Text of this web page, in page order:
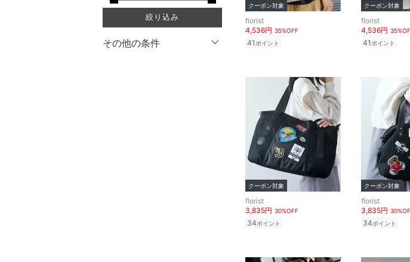
水着・スイムグッズ
着物・浴衣・和装小物
10 10.5
絞り込み
その他の条件
クーポン対象
florist
4,536円 35%OFF
41 ポイント
クーポン対象
florist
4,536円
41 ポイント
クーポン対象
florist
3,835円 30%OFF
34ポイント
クーポン対象
florist
3,835円
34ポイント